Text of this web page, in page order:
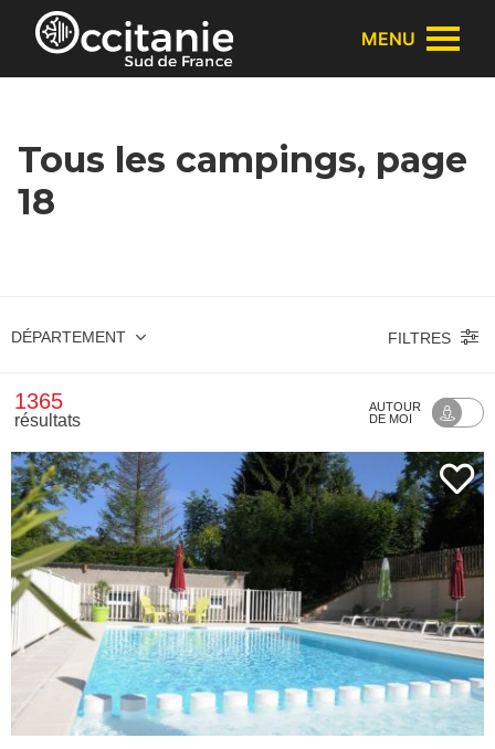
Panneau de gestion des cookies
MENU
Tous les campings, page
18
DÉPARTEMENT FILTRES
1365
résultats
AUTOUR
DE MOI